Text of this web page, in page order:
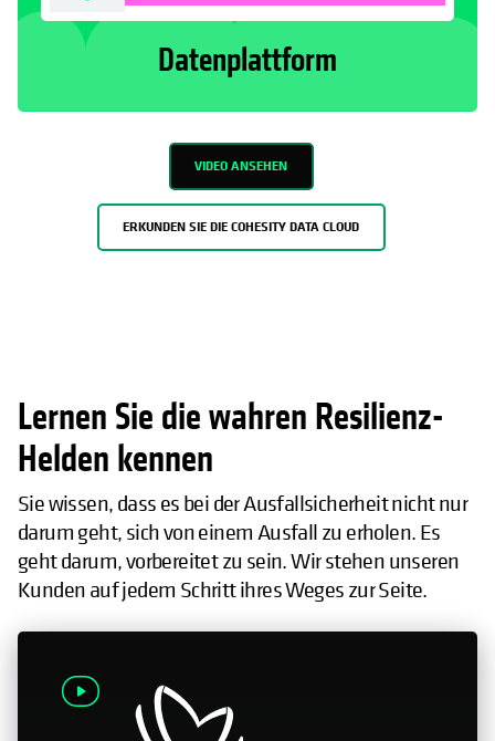
Datenplattform
VIDEO ANSEHEN
ERKUNDEN SIE DIE COHESITY DATA CLOUD
Lernen Sie die wahren Resilienz-
Helden kennen
Sie wissen, dass es bei der Ausfallsicherheit nicht nur
darum geht, sich von einem Ausfall zu erholen. Es
geht darum, vorbereitet zu sein. Wir stehen unseren
Kunden auf jedem Schritt ihres Weges zur Seite.